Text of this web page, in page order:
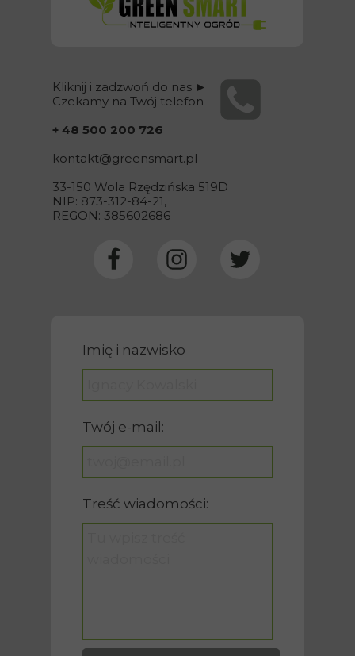
Imię i nazwisko
Twój e-mail:
Treść wiadomości:
Kliknij i zadzwoń do nas ►
Czekamy na Twój telefon
+ 48 500 200 726
kontakt@greensmart.pl
33-150 Wola Rzędzińska 519D
NIP: 873-312-84-21,
REGON: 385602686